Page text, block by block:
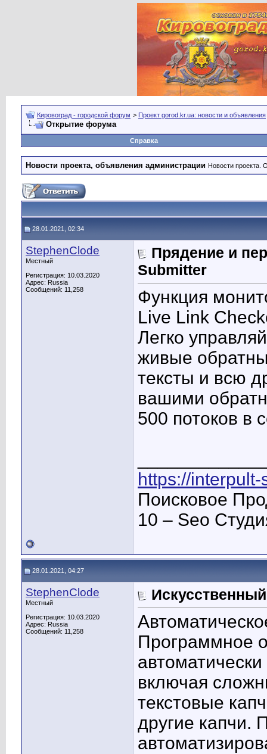
Кировоград - городской форум > Проект gorod.kr.ua: новости и объявления
Открытие форума
Справка
Новости проекта, объявления администрации Новости проекта.
28.01.2021, 02:34
StephenClode
Местный
Регистрация: 10.03.2020
Адрес: Russia
Сообщений: 11,258
Прядение и
Submitter
Функция
Live Link
Легко
живые
тексты и всю
вашими
500 потоков в
https://
Поисковое
10 – Seo
28.01.2021, 04:27
StephenClode
Местный
Регистрация: 10.03.2020
Адрес: Russia
Сообщений: 11,258
Программное
включая
текстовые
другие капчи.